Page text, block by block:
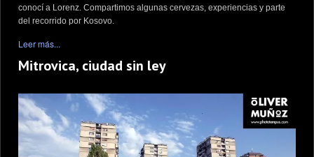
conocí a Lorenz. Compartimos algunas cervezas, experiencias y parte
del recorrido por Kosovo.
Leer más...
Mitrovica, ciudad sin ley